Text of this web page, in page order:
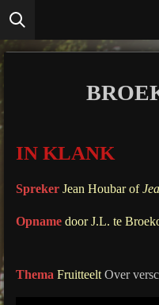
Ga
direct
naar
IN KLANK
Spreker Jean Houbar of
Opname door J.L. te
Thema Fruitteelt Over